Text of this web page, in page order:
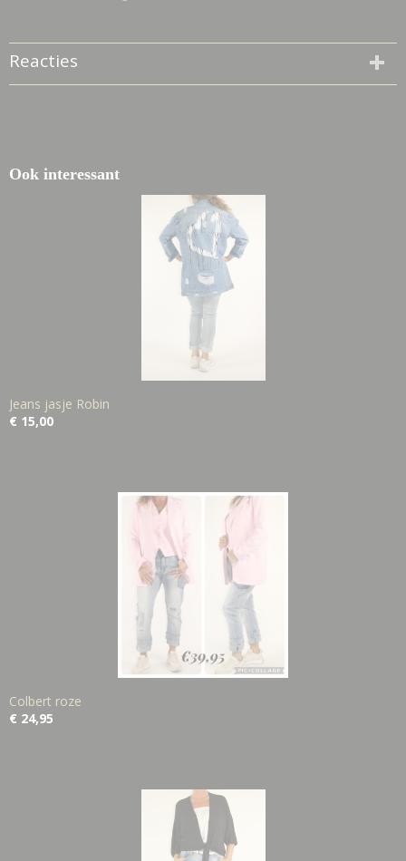
Reacties
Ook interessant
Jeans jasje Robin
€ 15,00
Colbert roze
€ 24,95